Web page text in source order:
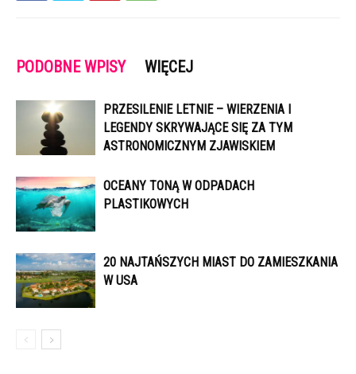
PODOBNE WPISY WIĘCEJ
PRZESILENIE LETNIE – WIERZENIA I
LEGENDY SKRYWAJĄCE SIĘ ZA TYM
ASTRONOMICZNYM ZJAWISKIEM
OCEANY TONĄ W ODPADACH
PLASTIKOWYCH
20 NAJTAŃSZYCH MIAST DO ZAMIESZKANIA
W USA